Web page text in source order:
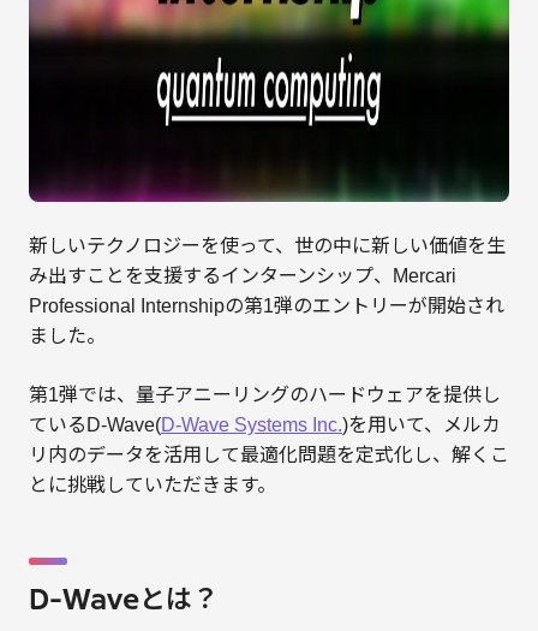
新しいテクノロジーを使って、世の中に新しい価値を生
み出すことを支援するインターンシップ、Mercari
Professional Internshipの第1弾のエントリーが開始され
ました。
第1弾では、量子アニーリングのハードウェアを提供し
ているD-Wave(D-Wave Systems Inc.)を用いて、メルカ
リ内のデータを活用して最適化問題を定式化し、解くこ
とに挑戦していただきます。
D-Waveとは？